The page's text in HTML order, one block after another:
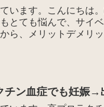
います。こんにちは
とても悩んで、サイ
ら、メリットデメリ
チン血症でも妊娠→